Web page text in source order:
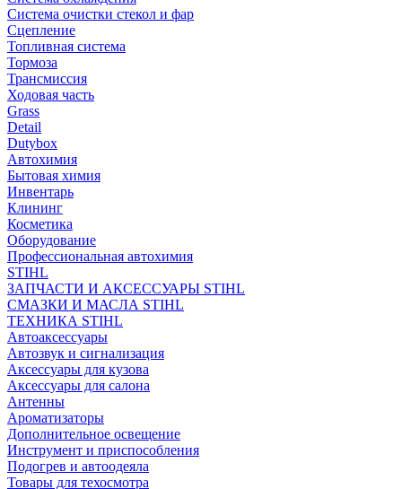
Система очистки стекол и фар
Сцепление
Топливная система
Тормоза
Трансмиссия
Ходовая часть
Grass
Detail
Dutybox
Автохимия
Бытовая химия
Инвентарь
Клининг
Косметика
Оборудование
Профессиональная автохимия
STIHL
ЗАПЧАСТИ И АКСЕССУАРЫ STIHL
СМАЗКИ И МАСЛА STIHL
ТЕХНИКА STIHL
Автоаксессуары
Автозвук и сигнализация
Аксессуары для кузова
Аксессуары для салона
Антенны
Ароматизаторы
Дополнительное освещение
Инструмент и приспособления
Подогрев и автоодеяла
Товары для техосмотра